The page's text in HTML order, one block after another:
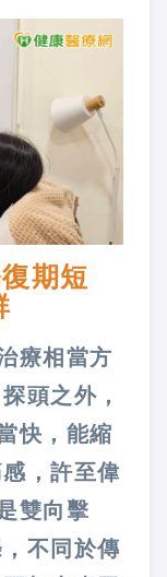
復期短
療相當方
頭之外，
快，能縮
，許至偉
雙向擊
不同於傳